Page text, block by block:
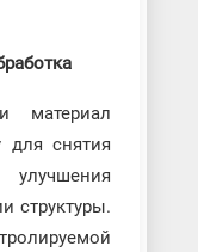
материал
для снятия
структуры.